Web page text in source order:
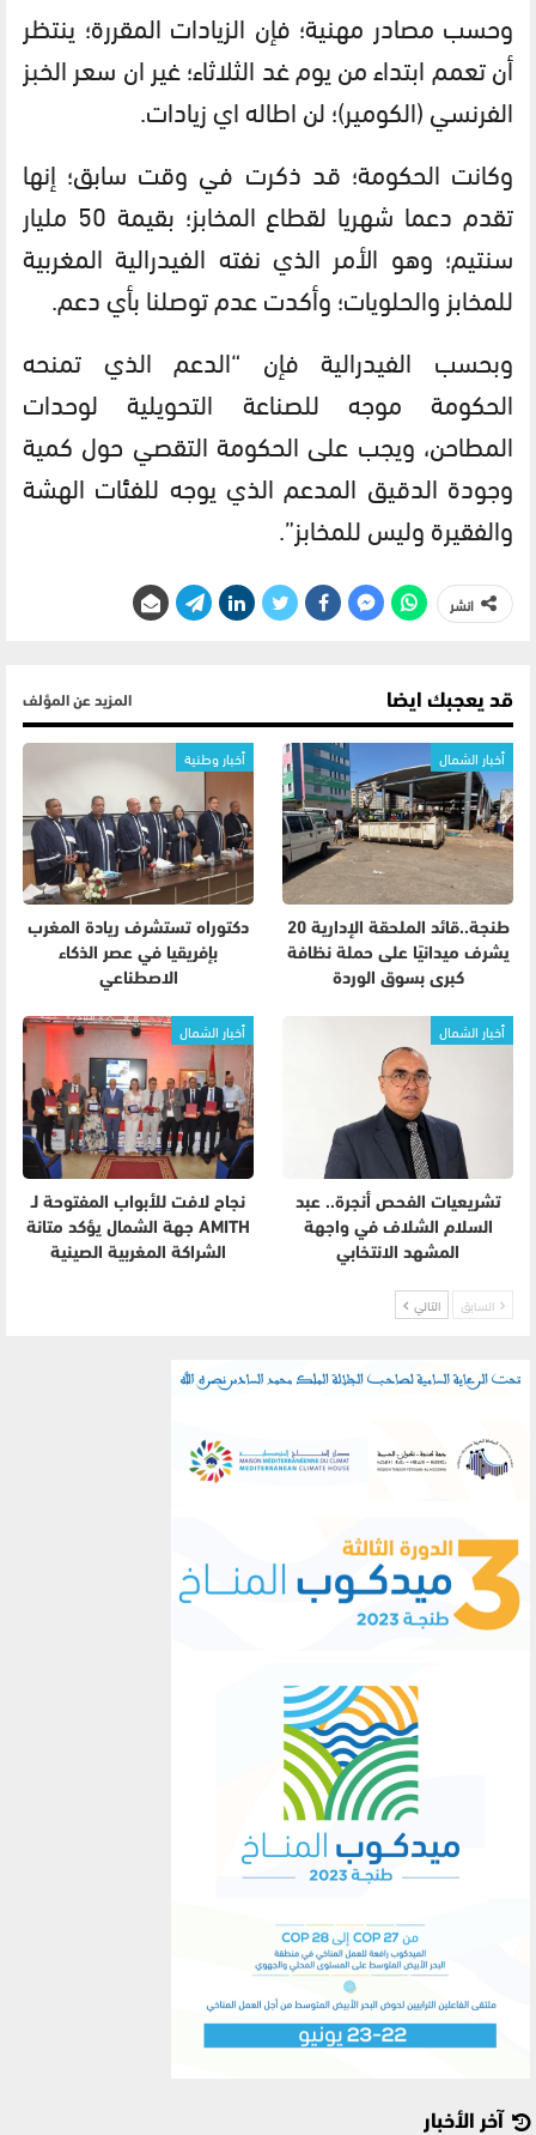
وحسب مصادر مهنية؛ فإن الزيادات المقررة؛ ينتظر
أن تعمم ابتداء من يوم غد الثلاثاء؛ غير ان سعر الخبز
الفرنسي (الكومير)؛ لن اطاله اي زيادات.
وكانت الحكومة؛ قد ذكرت في وقت سابق؛ إنها
تقدم دعما شهريا لقطاع المخابز؛ بقيمة 50 مليار
سنتيم؛ وهو الأمر الذي نفته الفيدرالية المغربية
للمخابز والحلويات؛ وأكدت عدم توصلنا بأي دعم.
وبحسب الفيدرالية فإن “الدعم الذي تمنحه
الحكومة موجه للصناعة التحويلية لوحدات
المطاحن، ويجب على الحكومة التقصي حول كمية
وجودة الدقيق المدعم الذي يوجه للفئات الهشة
والفقيرة وليس للمخابز”.
انشر
قد يعجبك ايضا المزيد عن المؤلف
أخبار الشمال
طنجة..قائد الملحقة الإدارية 20
يشرف ميدانيًا على حملة نظافة
كبرى بسوق الوردة
أخبار وطنية
دكتوراه تستشرف ريادة المغرب
بإفريقيا في عصر الذكاء
الاصطناعي
أخبار الشمال
تشريعيات الفحص أنجرة.. عبد
السلام الشلاف في واجهة
المشهد الانتخابي
أخبار الشمال
نجاح لافت للأبواب المفتوحة لـ
AMITH جهة الشمال يؤكد متانة
الشراكة المغربية الصينية
السابق التالي
آخر الأخبار